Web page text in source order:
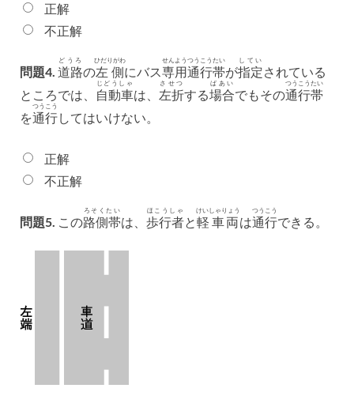
正解
不正解
問題4. 道路
どうろ
の左側
ひだりがわ
にバス専用
せんよう
通行
つうこう
帯
たい
が指定
してい
されている
ところでは、
自動車
じどうしゃ
は、 左折
させつ
する場合
ばあい
でもその通行
つうこう
帯
たい
を通行
つうこう
してはいけない。
正解
不正解
問題5. この路側帯
ろそくたい
は、 歩行者
ほこうしゃ
と軽車両
けいしゃりょう
は通行
つうこう
できる。